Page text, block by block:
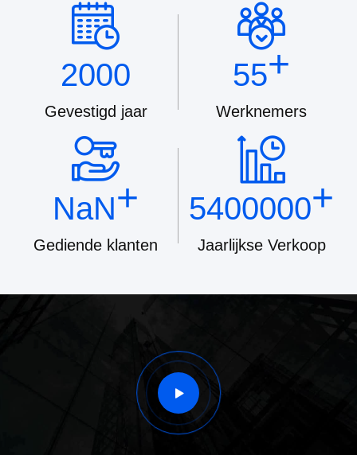
2000
Gevestigd jaar
55+
Werknemers
NaN+
Gediende klanten
5400000+
Jaarlijkse Verkoop